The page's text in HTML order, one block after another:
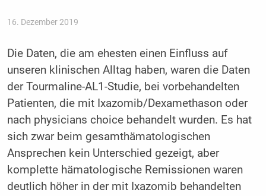
16. Dezember 2019
Die Daten, die am ehesten einen Einfluss auf
unseren klinischen Alltag haben, waren die Daten
der Tourmaline-AL1-Studie, bei vorbehandelten
Patienten, die mit Ixazomib/Dexamethason oder
nach physicians choice behandelt wurden. Es hat
sich zwar beim gesamthämatologischen
Ansprechen kein Unterschied gezeigt, aber
komplette hämatologische Remissionen waren
deutlich höher in der mit Ixazomib behandelten